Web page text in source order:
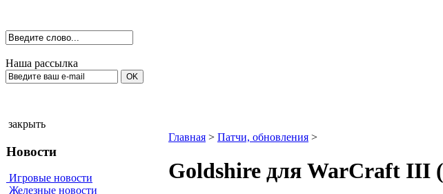
Наша рассылка
закрыть
Новости
Игровые новости
Железные новости
Главная > Патчи, обновления >
Goldshire для WarCraft III